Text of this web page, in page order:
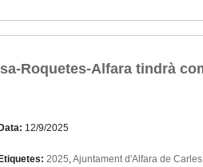
Roquetes-Alfara tindrà
12/9/2025
2025,Ajuntament d'Alfara de Carles